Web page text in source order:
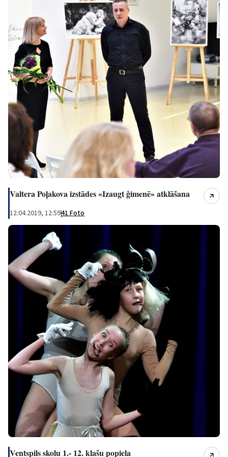
Valtera Poļakova izstādes «Izaugt ģimenē» atklāšana
12.04.2019, 12:59|41 Foto
Ventspils skolu 1.- 12. klašu popiela